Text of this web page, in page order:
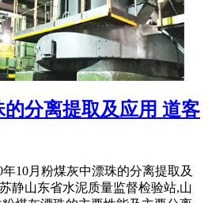
分离提取及应用 道客
10月粉煤灰中漂珠的分离提取及
静山东省水泥质量监督检验站,山